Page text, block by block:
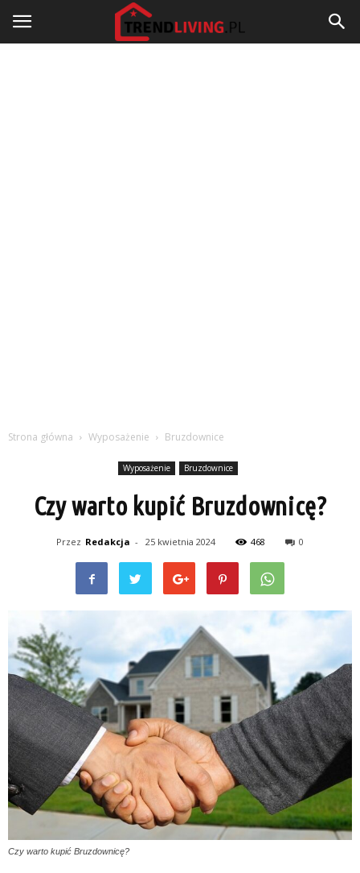
Strona główna Wyposażenie Bruzdownice
Wyposażenie Bruzdownice
Czy warto kupić Bruzdownicę?
Przez Redakcja - 25 kwietnia 2024 468 0
Czy warto kupić Bruzdownicę?